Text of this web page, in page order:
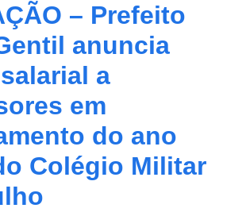
– Prefeito
anuncia
a
em
do ano
Colégio Militar